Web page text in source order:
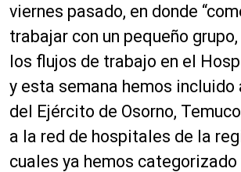
viernes pasado, en donde
trabajar con un pequeño grupo
los flujos de trabajo en el
y esta semana hemos incluido
del Ejército de Osorno, Temuco
a la red de hospitales de la
cuales ya hemos